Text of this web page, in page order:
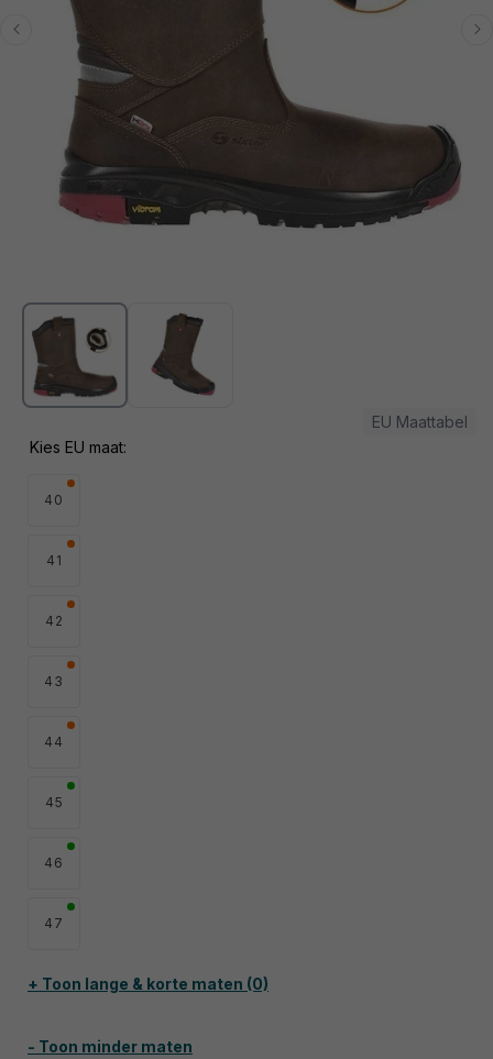
openen
modaal
Kies EU maat:
EU Maattabel
40
41
42
43
44
45
46
47
+ Toon lange & korte maten (0)
- Toon minder maten